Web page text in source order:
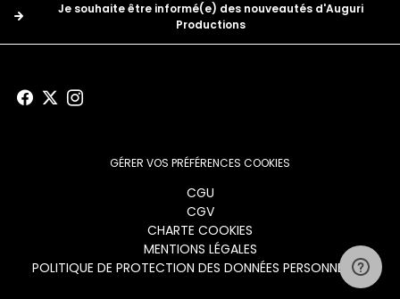
Je souhaite être informé(e) des nouveautés d'Auguri
Productions
GÉRER VOS PRÉFÉRENCES COOKIES
CGU
CGV
CHARTE COOKIES
MENTIONS LÉGALES
POLITIQUE DE PROTECTION DES DONNÉES PERSONNELLES